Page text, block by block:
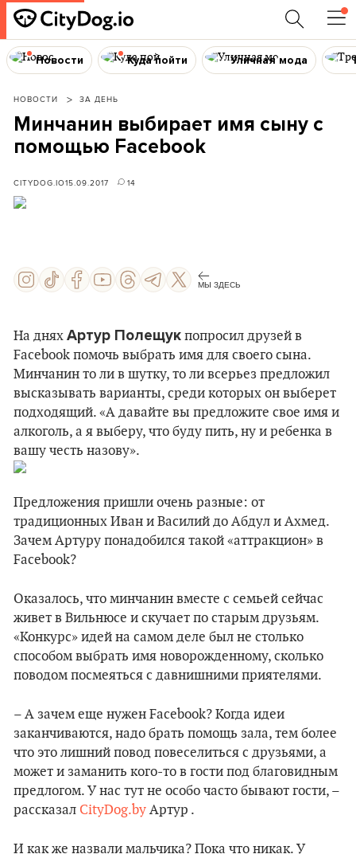
Новости Куда пойти Уличная мода
НОВОСТИ ЗА ДЕНЬ
Минчанин выбирает имя сыну с
помощью Facebook
CITYDOG.IO15.09.2017 14
МЫ ЗДЕСЬ
На днях Артур Полещук попросил друзей в
Facebook помочь выбрать имя для своего сына.
Минчанин то ли в шутку, то ли всерьез предложил
высказывать варианты, среди которых он выберет
подходящий. «А давайте вы предложите свое имя и
алкоголь, а я выберу, что буду пить, ну и ребенка в
вашу честь назову».
Предложения пришли очень разные: от
традиционных Иван и Василий до Абдул и Ахмед.
Зачем Артуру понадобился такой «аттракцион» в
Facebook?
Оказалось, что минчанин вместе с семьей сейчас
живет в Вильнюсе и скучает по старым друзьям.
«Конкурс» идей на самом деле был не столько
способом выбрать имя новорожденному, сколько
поводом посмеяться с давнишними приятелями.
– А зачем еще нужен Facebook? Когда идеи
заканчиваются, надо брать помощь зала, тем более
что это лишний повод повеселиться с друзьями, а
может и заманить кого-то в гости под благовидным
предлогом. У нас тут не особо часто бывают гости, –
рассказал CityDog.by Артур .
И как же назвали мальчика? Пока что никак. У